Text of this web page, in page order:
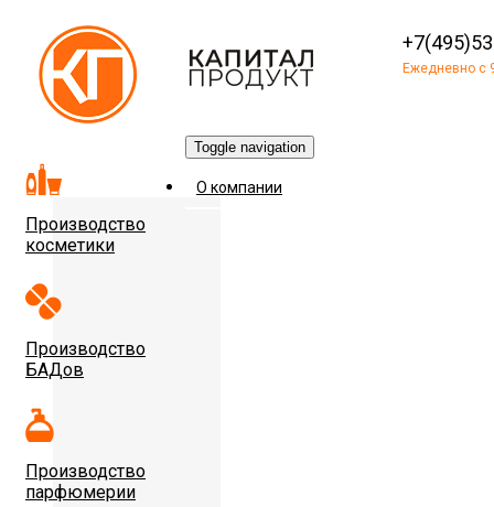
Производство
косметики
Производство
БАДов
Производство
парфюмерии
Ежедневно с
Toggle navigation
О компании